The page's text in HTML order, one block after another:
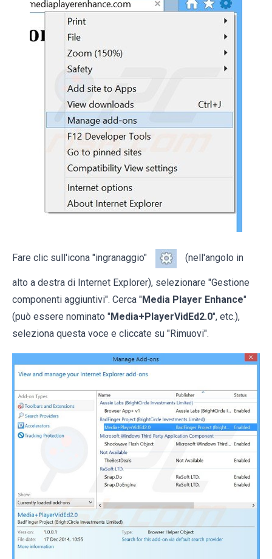
Fare clic sull'icona "ingranaggio" (nell'angolo in
alto a destra di Internet Explorer), selezionare "Gestione
componenti aggiuntivi". Cerca "Media Player Enhance"
(può essere nominato "Media+PlayerVidEd2.0", etc.),
seleziona questa voce e cliccate su "Rimuovi".